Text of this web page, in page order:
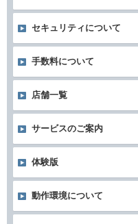
セキュリティについて
手数料について
店舗一覧
サービスのご案内
体験版
動作環境について